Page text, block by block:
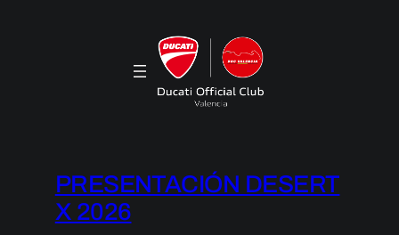
PRESENTACIÓN DESERT
X 2026